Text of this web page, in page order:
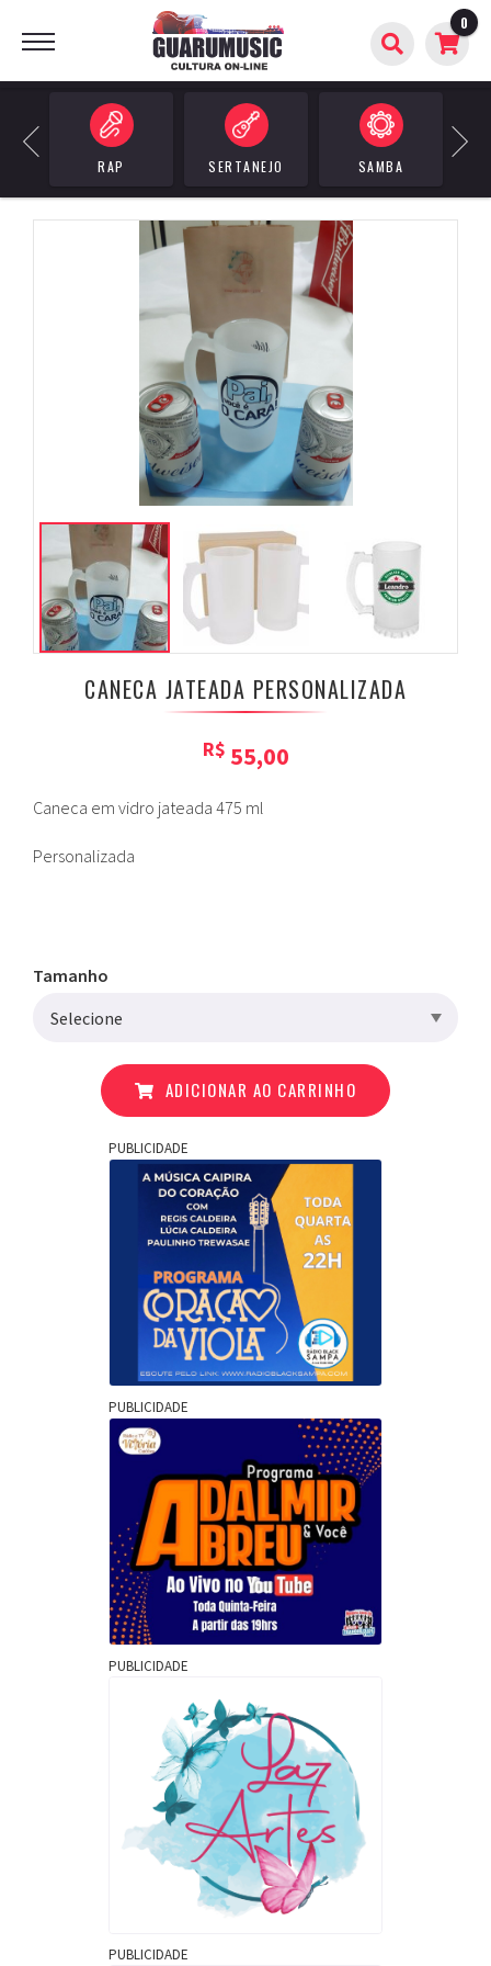
0
Previous
RAP SERTANEJO SAMBA
Next
BUSCAR
CANECA JATEADA PERSONALIZADA
R$ 55,00
Caneca em vidro jateada 475 ml
Personalizada
Tamanho
ADICIONAR AO CARRINHO
PUBLICIDADE
PUBLICIDADE
PUBLICIDADE
PUBLICIDADE